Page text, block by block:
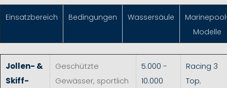
Einsatzbereich Bedingungen Wassersäule
Modelle
Jollen- &
Skiff-
Geschützte
Gewässer, sportlich
5.000 -
10.000
Racing 3
Top,